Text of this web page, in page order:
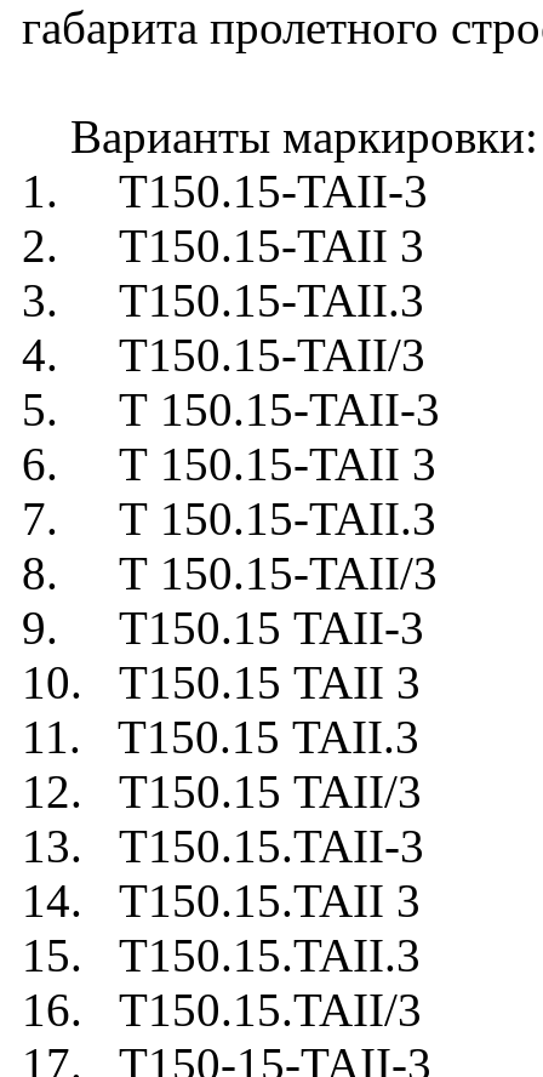
габарита пролетного
Варианты маркировки:
1. Т150.15-TAII-3
2. Т150.15-TAII 3
3. Т150.15-TAII.3
4. Т150.15-TAII/3
5. Т 150.15-TAII-3
6. Т 150.15-TAII 3
7. Т 150.15-TAII.3
8. Т 150.15-TAII/3
9. Т150.15 TAII-3
10. Т150.15 TAII 3
11. Т150.15 TAII.3
12. Т150.15 TAII/3
13. Т150.15.TAII-3
14. Т150.15.TAII 3
15. Т150.15.TAII.3
16. Т150.15.TAII/3
17. Т150-15-TAII-3